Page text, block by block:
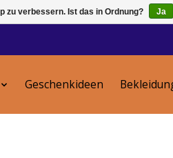
Geschenkideen
zu verbessern. Ist das in Ordnung? Ja